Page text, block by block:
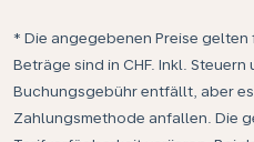
* Die angegebenen Preise gelten
Beträge sind in CHF. Inkl.
Buchungsgebühr entfällt, aber
Zahlungsmethode anfallen. Die